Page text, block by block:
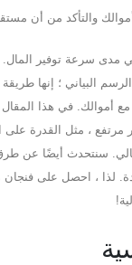
والتأكد من أن
مدى سرعة توفير المال.
البياني ؛ إنها طريقة
مع أموالك. في هذا
، مثل القدرة على
سنتحدث أيضًا عن
لذا ، احصل على